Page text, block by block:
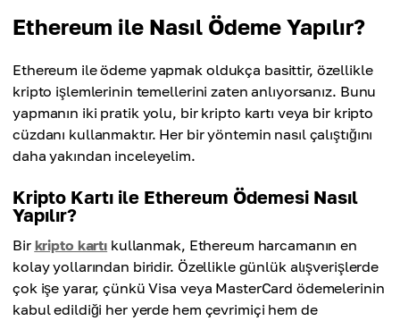
Ethereum ile Nasıl Ödeme Yapılır?
Ethereum ile ödeme yapmak oldukça basittir, özellikle
kripto işlemlerinin temellerini zaten anlıyorsanız. Bunu
yapmanın iki pratik yolu, bir kripto kartı veya bir kripto
cüzdanı kullanmaktır. Her bir yöntemin nasıl çalıştığını
daha yakından inceleyelim.
Kripto Kartı ile Ethereum Ödemesi Nasıl
Yapılır?
Bir kripto kartı kullanmak, Ethereum harcamanın en
kolay yollarından biridir. Özellikle günlük alışverişlerde
çok işe yarar, çünkü Visa veya MasterCard ödemelerinin
kabul edildiği her yerde hem çevrimiçi hem de